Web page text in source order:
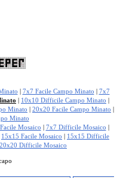
| 7x7 Facile Campo Minato | 7x7
| 10x10 Difficile Campo Minato |
Minato | 20x20 Facile Campo Minato |
Minato
Mosaico | 7x7 Difficile Mosaico |
15x15 Facile Mosaico | 15x15 Difficile
20x20 Difficile Mosaico